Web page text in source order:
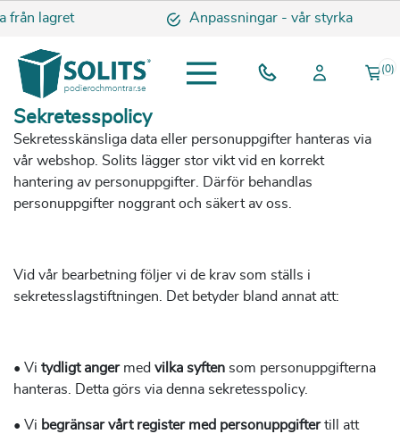
lagret Anpassningar - vår styrka
(0)
Sekretesspolicy
Sekretesskänsliga data eller personuppgifter hanteras via
vår webshop. Solits lägger stor vikt vid en korrekt
hantering av personuppgifter. Därför behandlas
personuppgifter noggrant och säkert av oss.
Vid vår bearbetning följer vi de krav som ställs i
sekretesslagstiftningen. Det betyder bland annat att:
• Vi tydligt angermed vilka syften som personuppgifterna
hanteras. Detta görs via denna sekretesspolicy.
• Vi begränsar vårt register med personuppgiftertill att